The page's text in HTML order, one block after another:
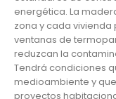
energética. La
zona y cada
ventanas de
reduzcan la
Tendrá condiciones
medioambiente y
proyectos